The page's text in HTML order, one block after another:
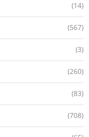
(14)
(567)
(3)
(260)
(83)
(708)